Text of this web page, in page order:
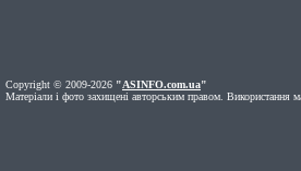
Copyright © 2009-2026 "ASINFO.com.ua"
Матеріали і фото захищені авторським правом. Використання